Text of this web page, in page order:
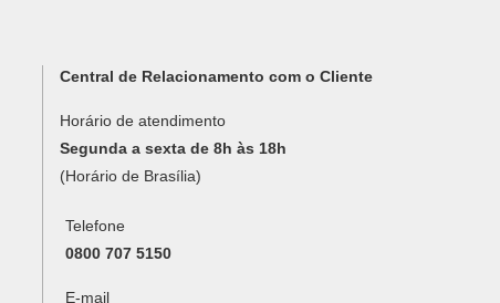
Telefone
0800 707 5150
E-mail
Central de Relacionamento com o Cliente
Horário de atendimento
Segunda a sexta de 8h às 18h
(Horário de Brasília)